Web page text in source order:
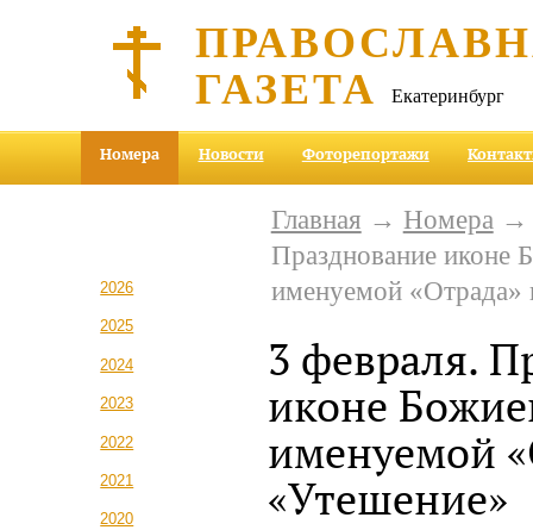
ГАЗЕТА Екатеринбург
Номера Новости Фоторепортажи
2026
2025
2024
2023
2022
2021
2020
Главная → Номера
Празднование иконе
именуемой «Отрада»
3 февраля.
иконе
именуемой
«Утешение»